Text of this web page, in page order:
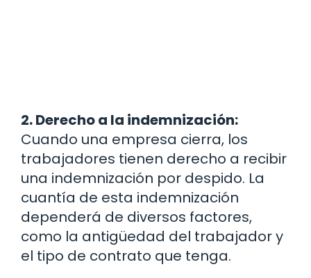
2. Derecho a la indemnización:
Cuando una empresa cierra, los
trabajadores tienen derecho a recibir
una indemnización por despido. La
cuantía de esta indemnización
dependerá de diversos factores,
como la antigüedad del trabajador y
el tipo de contrato que tenga.